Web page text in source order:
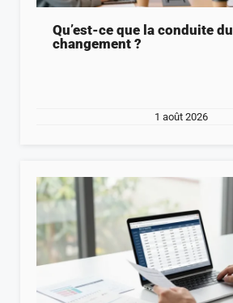
Qu’est-ce que la conduite du
changement ?
1 août 2026